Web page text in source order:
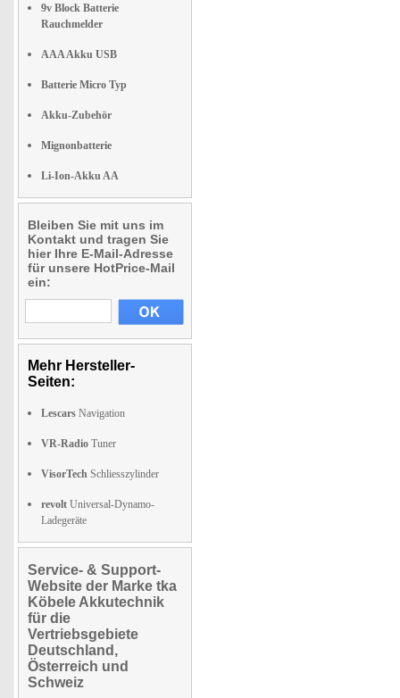
9v Block Batterie
Rauchmelder
AAA Akku USB
Batterie Micro Typ
Akku-Zubehör
Mignonbatterie
Li-Ion-Akku AA
Bleiben Sie mit uns im
Kontakt und tragen Sie
hier Ihre E-Mail-Adresse
für unsere HotPrice-Mail
ein:
Mehr Hersteller-
Seiten:
Lescars Navigation
VR-Radio Tuner
VisorTech Schliesszylinder
revolt Universal-Dynamo-
Ladegeräte
Service- & Support-
Website der Marke tka
Köbele Akkutechnik
für die
Vertriebsgebiete
Deutschland,
Österreich und
Schweiz